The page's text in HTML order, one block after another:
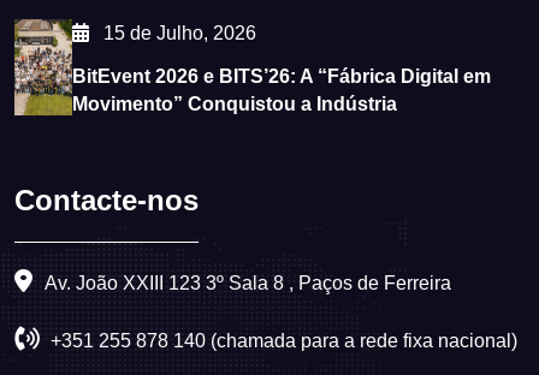
15 de Julho, 2026
BitEvent 2026 e BITS’26: A “Fábrica Digital em
Movimento” Conquistou a Indústria
Contacte-nos
Av. João XXIII 123 3º Sala 8 , Paços de Ferreira
+351 255 878 140 (chamada para a rede fixa nacional)